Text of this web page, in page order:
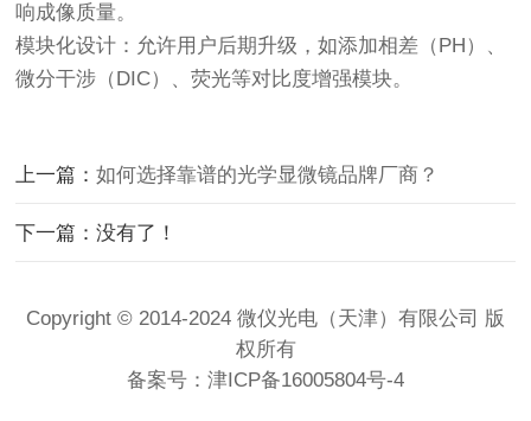
响成像质量。
模块化设计 ：允许用户后期升级，如添加相差（PH）、
微分干涉（DIC）、荧光等对比度增强模块。
上一篇：如何选择靠谱的光学显微镜品牌厂商？
下一篇：没有了！
Copyright © 2014-2024 微仪光电（天津）有限公司 版
权所有
备案号： 津ICP备16005804号-4